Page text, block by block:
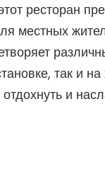
ресторан
местных
так и
и